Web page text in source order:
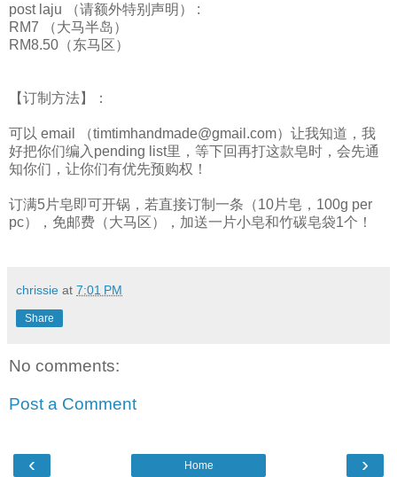
post laju （请额外特别声明） :
RM7 （大马半岛）
RM8.50（东马区）
【订制方法】：
可以 email （timtimhandmade@gmail.com）让我知道，我
好把你们编入pending list里，等下回再打这款皂时，会先通
知你们，让你们有优先预购权！
订满5片皂即可开锅，若直接订制一条（10片皂，100g per
pc），免邮费（大马区），加送一片小皂和竹碳皂袋1个！
chrissie at 7:01 PM
Share
No comments:
Post a Comment
‹ ›
Home